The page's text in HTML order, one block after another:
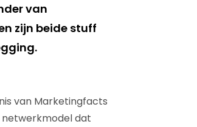
van
zijn beide stuff
van Marketingfacts
netwerkmodel dat